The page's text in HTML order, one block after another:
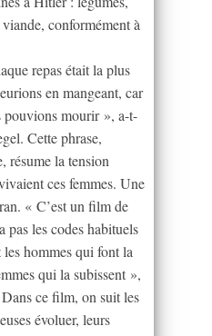
conformément à
repas était la plus
en mangeant, car
pouvions mourir », a-t-
Cette phrase,
résume la tension
ces femmes. Une
« C’est un film de
pas les codes habituels
hommes qui font la
qui la subissent »,
ce film, on suit les
évoluer, leurs